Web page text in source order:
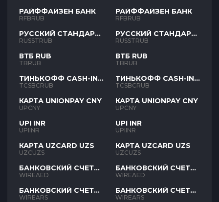
РАЙФФАЙЗЕН БАНК
RFBRUB
РУССКИЙ СТАНДАРТ
RUB
RUSSTRUB
ВТБ RUB
TBRUB
ТИНЬКОФФ CASH-IN
RUB
TCSBCRUB
КАРТА UNIONPAY CNY
UPCNY
UPI INR
UPIINR
КАРТА UZCARD UZS
UZCUZS
БАНКОВСКИЙ СЧЕТ
AED
WIREAED
БАНКОВСКИЙ СЧЕТ
ARS
WIREARS
РАЙФФАЙЗЕН БАНК
RFBRUB
РУССКИЙ СТАНДАРТ
RUB
RUSSTRUB
ВТБ RUB
TBRUB
ТИНЬКОФФ CASH-IN
RUB
TCSBCRUB
КАРТА UNIONPAY CNY
UPCNY
UPI INR
UPIINR
КАРТА UZCARD UZS
UZCUZS
БАНКОВСКИЙ СЧЕТ
AED
WIREAED
БАНКОВСКИЙ СЧЕТ
ARS
WIREARS